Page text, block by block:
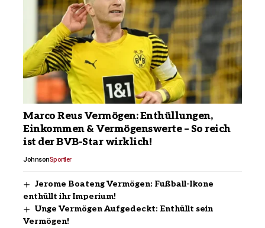
Marco Reus Vermögen: Enthüllungen,
Einkommen & Vermögenswerte – So reich
ist der BVB-Star wirklich!
JohnsonSportler
Jerome Boateng Vermögen: Fußball-Ikone
enthüllt ihr Imperium!
Unge Vermögen Aufgedeckt: Enthüllt sein
Vermögen!